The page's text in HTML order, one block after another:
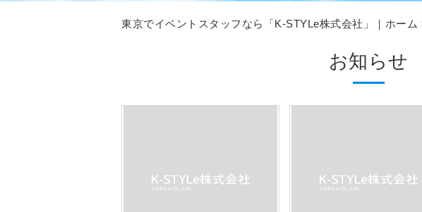
東京でイベントスタッフなら「K-STYLe株式会社」｜ホーム
お知らせ